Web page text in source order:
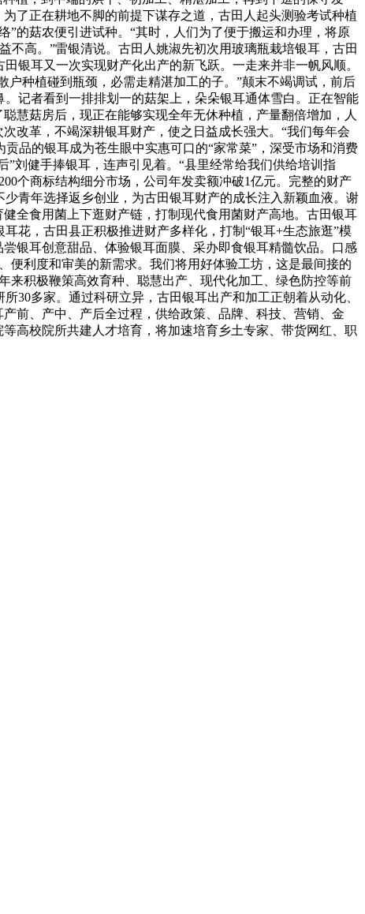
了正在耕地不脚的前提下谋存之道，古田人起头测验考试种植
的菇农便引进试种。“其时，人们为了便于搬运和办理，将原
高。”雷银清说。古田人姚淑先初次用玻璃瓶栽培银耳，古田
银耳又一次实现财产化出产的新飞跃。一走来并非一帆风顺。
种植碰到瓶颈，必需走精湛加工的子。”颠末不竭调试，前后
记者看到一排排划一的菇架上，朵朵银耳通体雪白。正在智能
慧菇房后，现正在能够实现全年无休种植，产量翻倍增加，人
改革，不竭深耕银耳财产，使之日益成长强大。“我们每年会
品的银耳成为苍生眼中实惠可口的“家常菜”，深受市场和消费
刘健手捧银耳，连声引见着。“县里经常给我们供给培训指
个商标结构细分市场，公司年发卖额冲破1亿元。完整的财产
青年选择返乡创业，为古田银耳财产的成长注入新颖血液。谢
全食用菌上下逛财产链，打制现代食用菌财产高地。古田银耳
花，古田县正积极推进财产多样化，打制“银耳+生态旅逛”模
银耳创意甜品、体验银耳面膜、采办即食银耳精髓饮品。口感
便利度和审美的新需求。我们将用好体验工坊，这是最间接的
来积极鞭策高效育种、聪慧出产、现代化加工、绿色防控等前
30多家。通过科研立异，古田银耳出产和加工正朝着从动化、
前、产中、产后全过程，供给政策、品牌、科技、营销、金
高校院所共建人才培育，将加速培育乡土专家、带货网红、职